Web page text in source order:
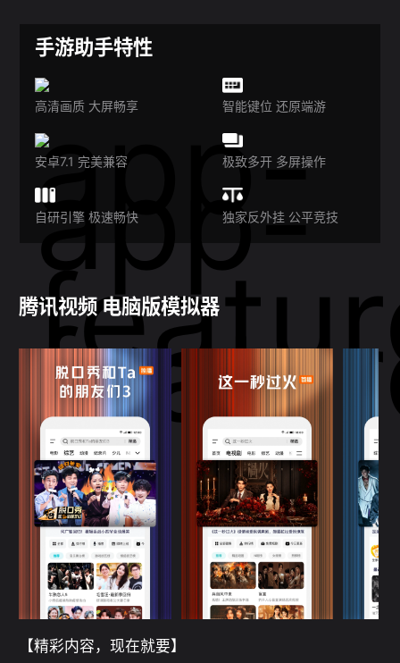
手游助手特性
高清画质 大屏畅享 智能键位 还原端游
安卓7.1 完美兼容 极致多开 多屏操作
自研引擎 极速畅快 独家反外挂 公平竞技
腾讯视频 电脑版模拟器
【精彩内容，现在就要】